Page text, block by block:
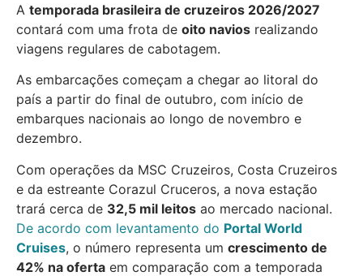
A temporada brasileira de cruzeiros 2026/2027
contará com uma frota de oito navios realizando
viagens regulares de cabotagem.
As embarcações começam a chegar ao litoral do
país a partir do final de outubro, com início de
embarques nacionais ao longo de novembro e
dezembro.
Com operações da MSC Cruzeiros, Costa Cruzeiros
e da estreante Corazul Cruceros, a nova estação
trará cerca de 32,5 mil leitos ao mercado nacional.
De acordo com levantamento do Portal World
Cruises, o número representa um crescimento de
42% na oferta em comparação com a temporada